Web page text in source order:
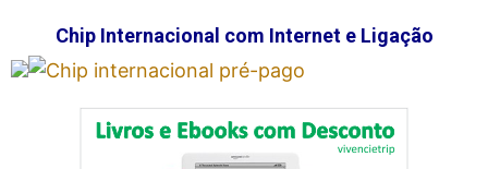
Chip Internacional com Internet e Ligação